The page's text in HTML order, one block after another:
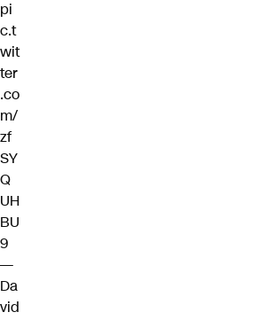
pi
c.t
wit
ter
.co
m/
zf
SY
Q
UH
BU
9
—
Da
vid